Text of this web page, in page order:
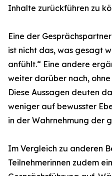
Inhalte zurückführen zu
Eine der
ist nicht das, was gesagt
anfühlt.“ Eine andere
weiter darüber nach, ohne
Diese Aussagen deuten
weniger auf bewusster
in der Wahrnehmung der
Im Vergleich zu anderen
Teilnehmerinnen zudem